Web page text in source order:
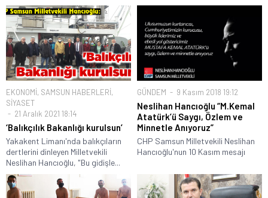
EKONOMİ, SAMSUN HABERLERİ,
SİYASET
21 Aralık 2021 18:14
‘Balıkçılık Bakanlığı kurulsun’
Yakakent Limanı'nda balıkçıların
dertlerini dinleyen Milletvekili
Neslihan Hancıoğlu, "Bu gidişle...
GÜNDEM 9 Kasım 2018 19:12
Neslihan Hancıoğlu “M.Kemal
Atatürk’ü Saygı, Özlem ve
Minnetle Anıyoruz”
CHP Samsun Milletvekili Neslihan
Hancıoğlu'nun 10 Kasım mesajı